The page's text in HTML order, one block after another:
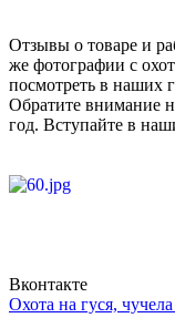
Отзывы о товаре и
же фотографии с
посмотреть в наших
Обратите внимание
год. Вступайте в
Вконтакте
Охота на гуся,